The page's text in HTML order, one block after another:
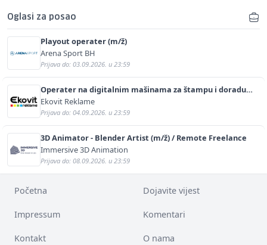
Oglasi za posao
Playout operater (m/ž)
Arena Sport BH
Prijava do: 03.09.2026. u 23:59
Operater na digitalnim mašinama za štampu i doradu
(m/ž)
Ekovit Reklame
Prijava do: 04.09.2026. u 23:59
3D Animator - Blender Artist (m/ž) / Remote Freelance
Immersive 3D Animation
Prijava do: 08.09.2026. u 23:59
Početna Dojavite vijest
Impressum Komentari
Kontakt O nama